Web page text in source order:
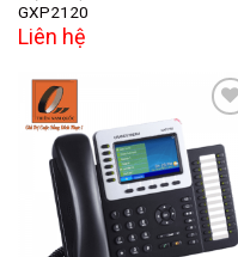
GXP2120
Liên hệ
Add to
wishlist